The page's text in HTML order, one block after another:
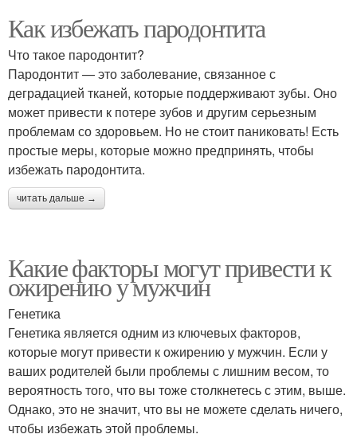
Как избежать пародонтита
Что такое пародонтит?
Пародонтит — это заболевание, связанное с
деградацией тканей, которые поддерживают зубы. Оно
может привести к потере зубов и другим серьезным
проблемам со здоровьем. Но не стоит паниковать! Есть
простые меры, которые можно предпринять, чтобы
избежать пародонтита.
читать дальше →
Какие факторы могут привести к
ожирению у мужчин
Генетика
Генетика является одним из ключевых факторов,
которые могут привести к ожирению у мужчин. Если у
ваших родителей были проблемы с лишним весом, то
вероятность того, что вы тоже столкнетесь с этим, выше.
Однако, это не значит, что вы не можете сделать ничего,
чтобы избежать этой проблемы.